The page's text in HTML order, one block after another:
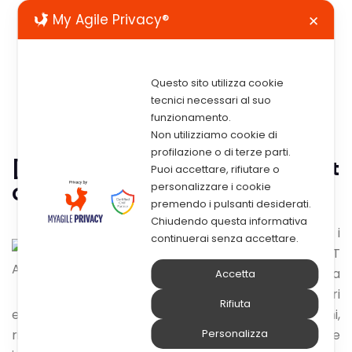
[Webinar] – Monitorare I Propri Asset
Con Le Soluzioni IBM In Ambito IoT
Utilizzando i
dati IoT
ricavati da
utenti, sensori
e dispositivi, Maximo può segnalare problemi,
riducendo i tempi di fermo imprevisti e
My Agile Privacy® ✕
Questo sito utilizza cookie
tecnici necessari al suo
funzionamento.
Non utilizziamo cookie di
profilazione o di terze parti.
Puoi accettare, rifiutare o
personalizzare i cookie
premendo i pulsanti desiderati.
Chiudendo questa informativa
continuerai senza accettare.
Accetta
Rifiuta
Personalizza